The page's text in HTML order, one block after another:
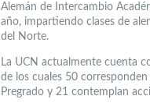
Alemán de Intercambio
año, impartiendo clases de
del Norte.
La UCN actualmente cuenta
de los cuales 50
Pregrado y 21 contemplan